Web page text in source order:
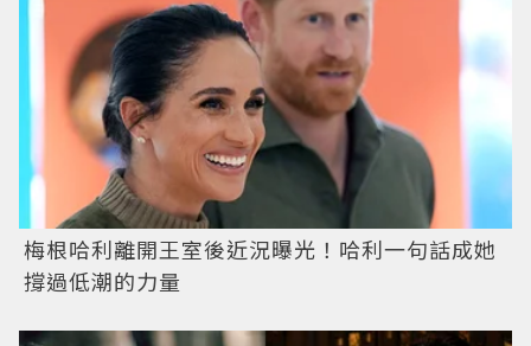
梅根哈利離開王室後近況曝光！哈利一句話成她
撐過低潮的力量